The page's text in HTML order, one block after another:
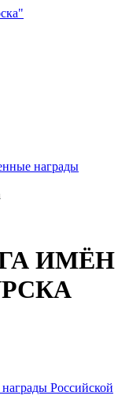
награды
ИМЁН
Российской